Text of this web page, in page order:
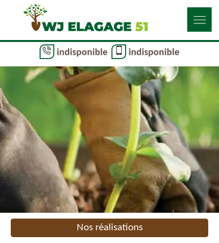
indisponible indisponible
Nos réalisations